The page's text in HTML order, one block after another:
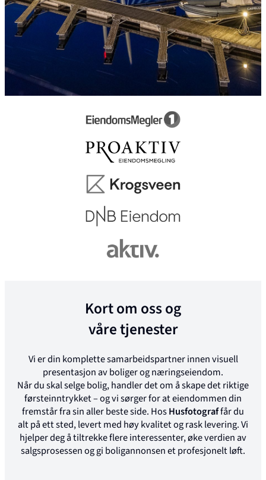
Kort om oss og
våre tjenester
Vi er din komplette samarbeidspartner innen visuell
presentasjon av boliger og næringseiendom.
Når du skal selge bolig, handler det om å skape det riktige
førsteinntrykket – og vi sørger for at eiendommen din
fremstår fra sin aller beste side. HosHusfotograffår du
alt på ett sted, levert med høy kvalitet og rask levering. Vi
hjelper deg å tiltrekke flere interessenter, øke verdien av
salgsprosessen og gi boligannonsen et profesjonelt løft.